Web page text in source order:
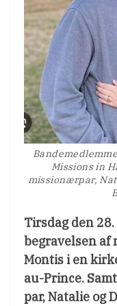
Missions in
missionærpar,
Tirsdag den
begravelsen af
Montis i en
au-Prince.
par, Natalie og